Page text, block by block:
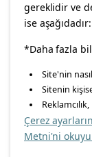
facebooktwitter
linkedin
Enerji Politikası
İnternetten
içerikleri
İl seçiniz
gereklidir ve
ise aşağıdadır:
*Daha fazla
Site'nin
Sitenin
Çerez
Metni'ni